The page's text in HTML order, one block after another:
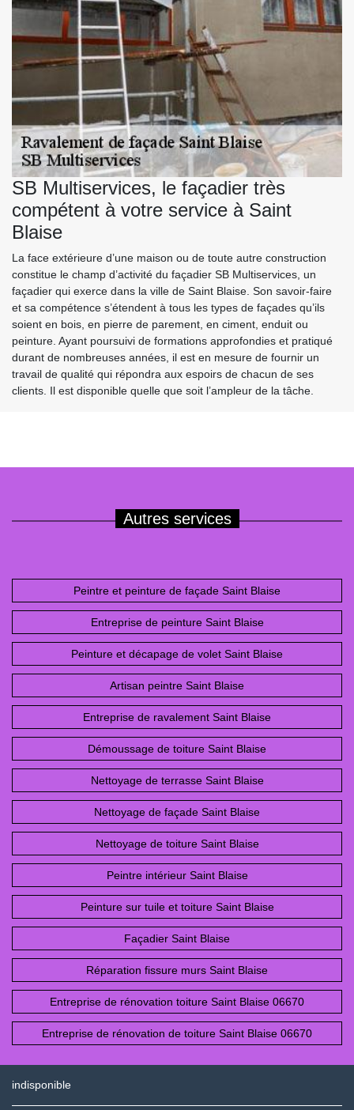
SB Multiservices, le façadier très
compétent à votre service à Saint
Blaise
La face extérieure d’une maison ou de toute autre construction
constitue le champ d’activité du façadier SB Multiservices, un
façadier qui exerce dans la ville de Saint Blaise. Son savoir-faire
et sa compétence s’étendent à tous les types de façades qu’ils
soient en bois, en pierre de parement, en ciment, enduit ou
peinture. Ayant poursuivi de formations approfondies et pratiqué
durant de nombreuses années, il est en mesure de fournir un
travail de qualité qui répondra aux espoirs de chacun de ses
clients. Il est disponible quelle que soit l’ampleur de la tâche.
Autres services
Peintre et peinture de façade Saint Blaise
Entreprise de peinture Saint Blaise
Peinture et décapage de volet Saint Blaise
Artisan peintre Saint Blaise
Entreprise de ravalement Saint Blaise
Démoussage de toiture Saint Blaise
Nettoyage de terrasse Saint Blaise
Nettoyage de façade Saint Blaise
Nettoyage de toiture Saint Blaise
Peintre intérieur Saint Blaise
Peinture sur tuile et toiture Saint Blaise
Façadier Saint Blaise
Réparation fissure murs Saint Blaise
Entreprise de rénovation toiture Saint Blaise 06670
Entreprise de rénovation de toiture Saint Blaise 06670
indisponible